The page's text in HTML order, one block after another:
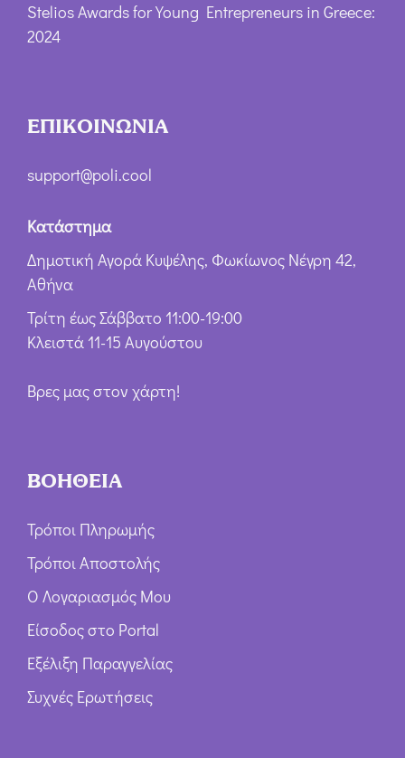
Stelios Awards for Young Entrepreneurs in Greece:
2024
ΕΠΙΚΟΙΝΩΝΙΑ
support@poli.cool
Κατάστημα
Δημοτική Αγορά Κυψέλης, Φωκίωνος Νέγρη 42,
Αθήνα
Τρίτη έως Σάββατο 11:00-19:00
Κλειστά 11-15 Αυγούστου
Βρες μας στον χάρτη!
ΒΟΗΘΕΙΑ
Τρόποι Πληρωμής
Τρόποι Αποστολής
Ο Λογαριασμός Μου
Είσοδος στο Portal
Εξέλιξη Παραγγελίας
Συχνές Ερωτήσεις